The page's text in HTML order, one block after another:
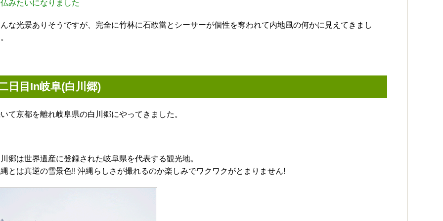
みたいになりました
な光景ありそうですが、完全に竹林に石敢當とシーサーが個性を奪われて内地風の何かに見えてきまし
日目In岐阜(白川郷)
て京都を離れ岐阜県の白川郷にやってきました。
郷は世界遺産に登録された岐阜県を代表する観光地。
とは真逆の雪景色!! 沖縄らしさが撮れるのか楽しみでワクワクがとまりません!